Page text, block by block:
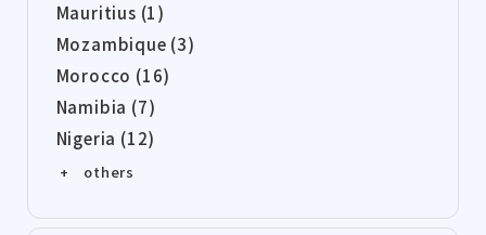
Mauritius (1)
Mozambique (3)
Morocco (16)
Namibia (7)
Nigeria (12)
+ others